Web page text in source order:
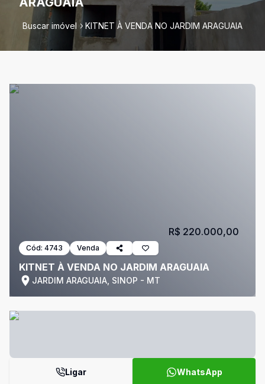
Buscar imóvel KITNET À VENDA NO JARDIM ARAGUAIA
Cód: 4743 Venda
KITNET À VENDA NO JARDIM ARAGUAIA
JARDIM ARAGUAIA, SINOP - MT
R$ 220.000,00
Ligar WhatsApp